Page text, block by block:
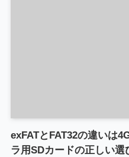
exFATとFAT32の違いは
ラ用SDカードの正しい選